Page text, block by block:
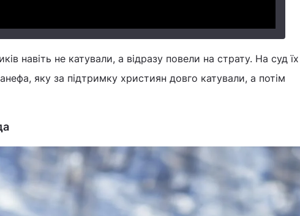
навіть не катували, а відразу повели на страту. На суд їх
яку за підтримку християн довго катували, а потім